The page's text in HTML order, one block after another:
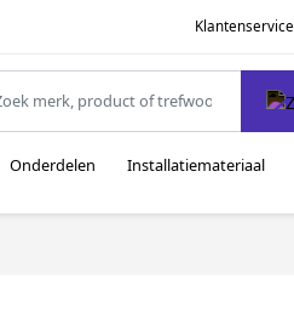
Klantenservice
Onderdelen Installatiemateriaal